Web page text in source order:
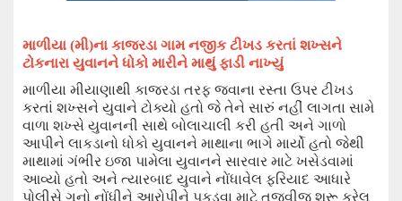
માળીયા (મી)ના કાજરડા ગામ નજીક ટીખડ કરતાં શખ્સને
ટોકનારા યુવાનને ધોકો મારીને માથું ફાડી નાખ્યું
માળીયા મીયાણાથી કાજરડા તરફ જવાના રસ્તા ઉપર ટીખડ
કરતાં શખ્સને યુવાને ટોક્યો હતો જે તેને સારું નહીં લાગતા સામે
વાળા શખ્સે યુવાનની સાથે બોલાચાલી કરી હતી અને ગાળો
આપીને લાકડાનો ધોકો યુવાનને માથાના ભાગે માર્યો હતો જેથી
માથામાં ગંભીર ઇજા પામેલા યુવાનને સારવાર માટે ખસેડવામાં
આવ્યો હતો અને ત્યારબાદ યુવાને નોંધાવેલ ફરિયાદ આધારે
પોલીસે ગુનો નોંધીને આરોપીને પકડવા માટે તજવીજ શરૂ કરેલ